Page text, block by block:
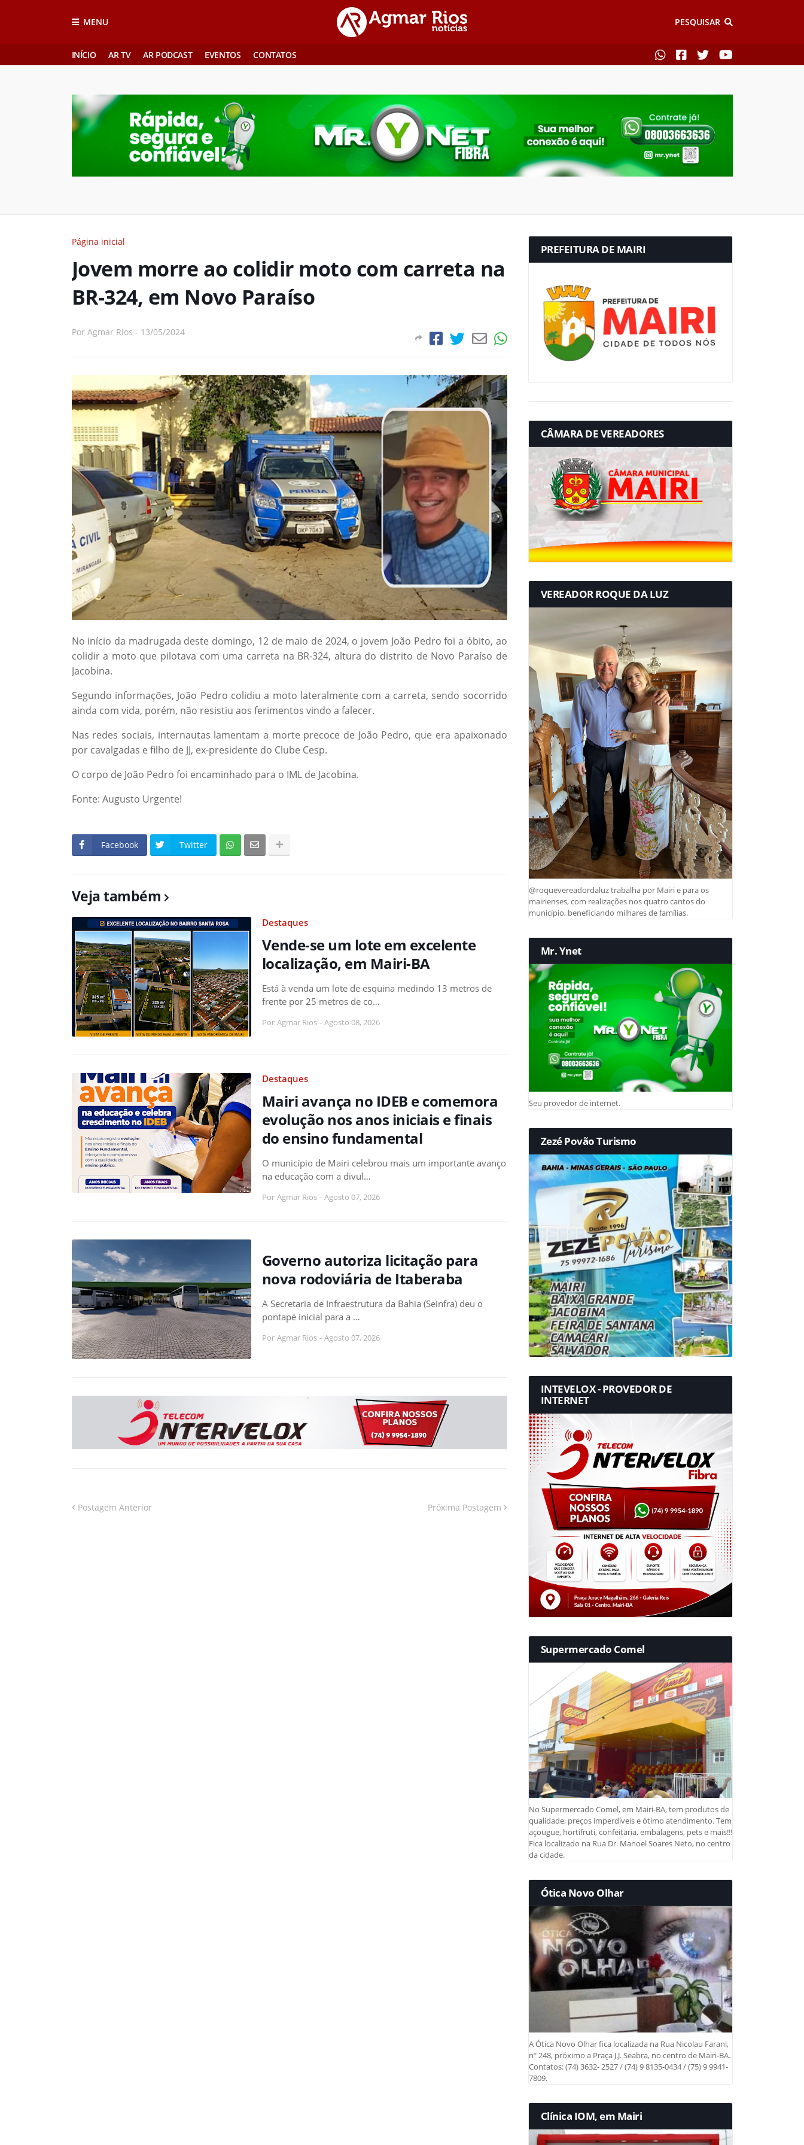
MENU PESQUISAR
INÍCIO AR TV AR PODCAST EVENTOS CONTATOS
Página inicial
Jovem morre ao colidir moto com carreta na
BR-324, em Novo Paraíso
Por Agmar Rios - 13/05/2024
No início da madrugada deste domingo, 12 de maio de 2024, o jovem João Pedro foi a óbito, ao
colidir a moto que pilotava com uma carreta na BR-324, altura do distrito de Novo Paraíso de
Jacobina.
Segundo informações, João Pedro colidiu a moto lateralmente com a carreta, sendo socorrido
ainda com vida, porém, não resistiu aos ferimentos vindo a falecer.
Nas redes sociais, internautas lamentam a morte precoce de João Pedro, que era apaixonado
por cavalgadas e filho de JJ, ex-presidente do Clube Cesp.
O corpo de João Pedro foi encaminhado para o IML de Jacobina.
Fonte: Augusto Urgente!
Facebook Twitter
Veja também
Destaques
Vende-se um lote em excelente
localização, em Mairi-BA
Está à venda um lote de esquina medindo 13 metros de
frente por 25 metros de co…
Por Agmar Rios - Agosto 08, 2026
Destaques
Mairi avança no IDEB e comemora
evolução nos anos iniciais e finais
do ensino fundamental
O município de Mairi celebrou mais um importante avanço
na educação com a divul…
Por Agmar Rios - Agosto 07, 2026
Governo autoriza licitação para
nova rodoviária de Itaberaba
A Secretaria de Infraestrutura da Bahia (Seinfra) deu o
pontapé inicial para a …
Por Agmar Rios - Agosto 07, 2026
Postagem Anterior Próxima Postagem
PREFEITURA DE MAIRI
CÂMARA DE VEREADORES
VEREADOR ROQUE DA LUZ
@roquevereadordaluz trabalha por Mairi e para os
mairienses, com realizações nos quatro cantos do
município, beneficiando milhares de famílias.
Mr. Ynet
Seu provedor de internet.
Zezé Povão Turismo
INTEVELOX - PROVEDOR DE
INTERNET
Supermercado Comel
No Supermercado Comel, em Mairi-BA, tem produtos de
qualidade, preços imperdíveis e ótimo atendimento. Tem
açougue, hortifruti, confeitaria, embalagens, pets e mais!!!
Fica localizado na Rua Dr. Manoel Soares Neto, no centro
da cidade.
Ótica Novo Olhar
A Ótica Novo Olhar fica localizada na Rua Nicolau Farani,
nº 248, próximo a Praça J.J. Seabra, no centro de Mairi-BA.
Contatos: (74) 3632- 2527 / (74) 9 8135-0434 / (75) 9 9941-
7809.
Clínica IOM, em Mairi